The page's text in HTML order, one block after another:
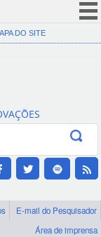
(COVID-19)
Canais
DO SITE
E-mail do Pesquisador
Área de imprensa